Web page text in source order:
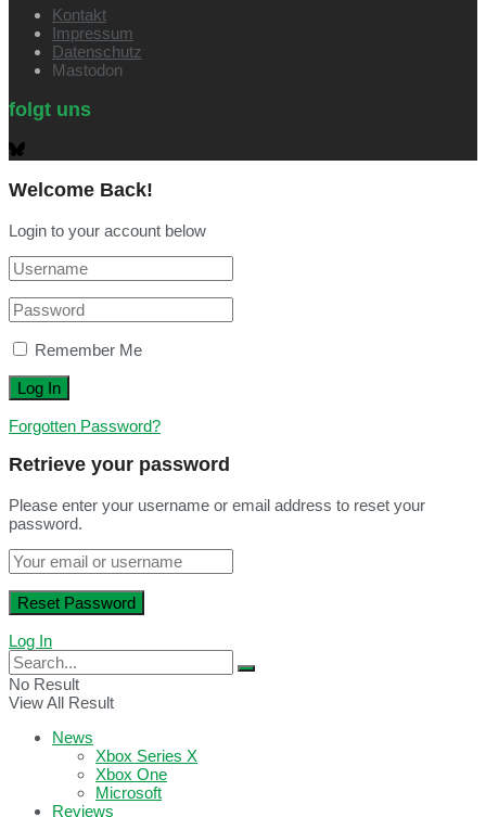
Kontakt
Impressum
Datenschutz
Mastodon
folgt uns
Welcome Back!
Login to your account below
Remember Me
Forgotten Password?
Retrieve your password
Please enter your username or email address to reset your
password.
Log In
No Result
View All Result
News
Xbox Series X
Xbox One
Microsoft
Reviews